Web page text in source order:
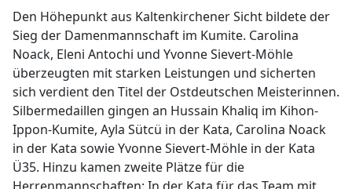
Den Höhepunkt aus Kaltenkirchener Sicht bildete der
Sieg der Damenmannschaft im Kumite. Carolina
Noack, Eleni Antochi und Yvonne Sievert-Möhle
überzeugten mit starken Leistungen und sicherten
sich verdient den Titel der Ostdeutschen Meisterinnen.
Silbermedaillen gingen an Hussain Khaliq im Kihon-
Ippon-Kumite, Ayla Sütcü in der Kata, Carolina Noack
in der Kata sowie Yvonne Sievert-Möhle in der Kata
Ü35. Hinzu kamen zweite Plätze für die